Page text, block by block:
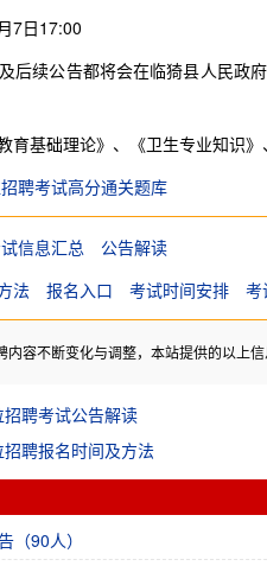
7日17:00
后续公告都将会在临猗县人民政
育基础理论》、《卫生专业知识》
聘考试高分通关题库
信息汇总
公告解读
法 报名入口 考试时间安排 考
容不断变化与调整，本站提供的以上
聘考试公告解读
聘报名时间及方法
（90人）